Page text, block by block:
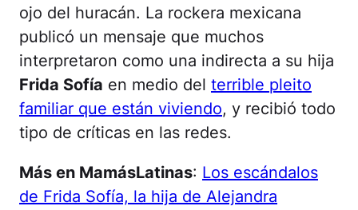
ojo del huracán. La rockera mexicana
publicó un mensaje que muchos
interpretaron como una indirecta a su hija
Frida Sofía en medio del terrible pleito
familiar que están viviendo, y recibió todo
tipo de críticas en las redes.
Más en MamásLatinas: Los escándalos
de Frida Sofía, la hija de Alejandra